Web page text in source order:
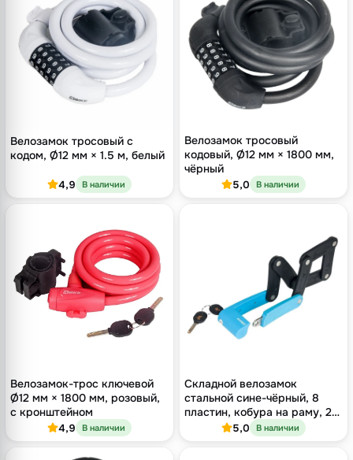
Велозамок тросовый с
кодом, Ø12 мм × 1.5 м, белый
4,9 В наличии
Велозамок тросовый
кодовый, Ø12 мм × 1800 мм,
чёрный
5,0 В наличии
Велозамок-трос ключевой
Ø12 мм × 1800 мм, розовый,
с кронштейном
4,9 В наличии
Складной велозамок
стальной сине-чёрный, 8
пластин, кобура на раму, 2
5,0 В наличии